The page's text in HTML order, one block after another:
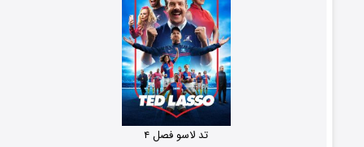
تد لاسو فصل ۴